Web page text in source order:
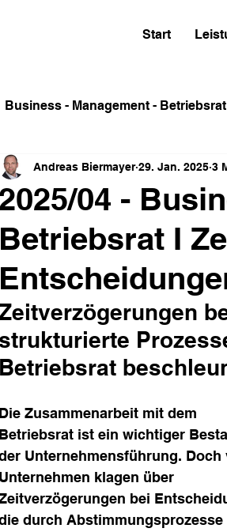
Start
Business - Management - Betriebsrat
2025/04 -
Betriebsrat I
Andreas Biermayer 29. Jan. 2025 3
strukturierte
Betriebsrat
Die Zusammenarbeit mit dem
Betriebsrat ist ein wichtiger
Unternehmensführung. Doch
Unternehmen klagen über
bei
durch Abstimmungsprozesse